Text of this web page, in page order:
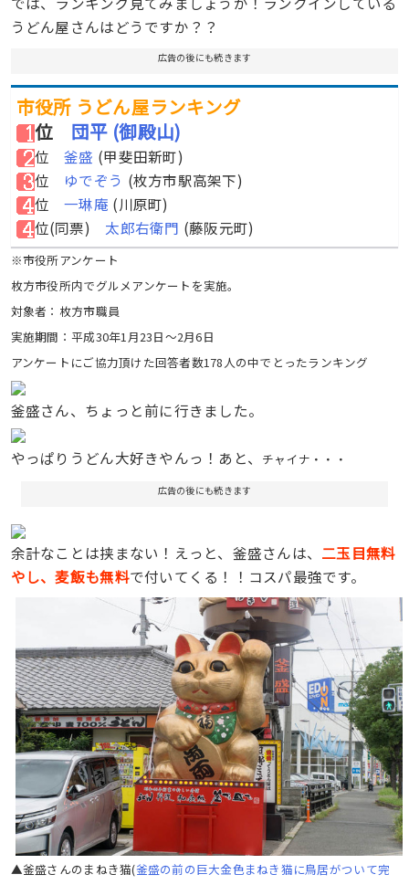
うどん屋さんはどうですか？？
広告の後にも続きます
市役所 うどん屋ランキング
位 団平 (御殿山)
位釜盛 (甲斐田新町)
位 ゆでぞう (枚方市駅高架下)
位一琳庵 (川原町)
位(同票) 太郎右衛門 (藤阪元町)
※市役所アンケート
枚方市役所内でグルメアンケートを実施。
対象者：枚方市職員
実施期間：平成30年1月23日〜2月6日
アンケートにご協力頂けた回答者数178人の中でとったランキング
釜盛さん、ちょっと前に行きました。
やっぱりうどん大好きやんっ！あと、 チャイナ・・・
広告の後にも続きます
余計なことは挟まない！えっと、釜盛さんは、 二玉目無料
やし、麦飯も無料で付いてくる！！コスパ最強です。
▲釜盛さんのまねき猫(釜盛の前の巨大金色まねき猫に鳥居がついて完